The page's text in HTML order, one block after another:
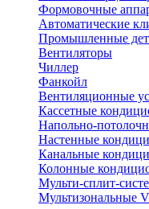
Формовочные
Автоматические
Промышленные
Вентиляторы
Чиллер
Фанкойл
Вентиляционные
Кассетные
Напольно-
Настенные
Канальные
Колонные
Мульти-сплит-
Мультизональные